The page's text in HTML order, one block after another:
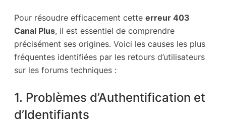
Pour résoudre efficacement cette erreur 403
Canal Plus, il est essentiel de comprendre
précisément ses origines. Voici les causes les plus
fréquentes identifiées par les retours d’utilisateurs
sur les forums techniques :
1. Problèmes d’Authentification et
d’Identifiants